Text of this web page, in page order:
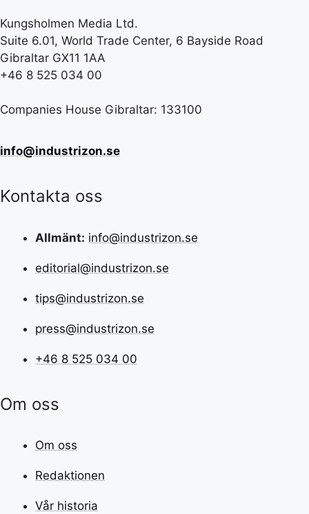
Kungsholmen Media Ltd.
Suite 6.01, World Trade Center, 6 Bayside Road
Gibraltar GX11 1AA
+46 8 525 034 00
Companies House Gibraltar: 133100
info@industrizon.se
Kontakta oss
Allmänt: info@industrizon.se
editorial@industrizon.se
tips@industrizon.se
press@industrizon.se
+46 8 525 034 00
Om oss
Om oss
Redaktionen
Vår historia